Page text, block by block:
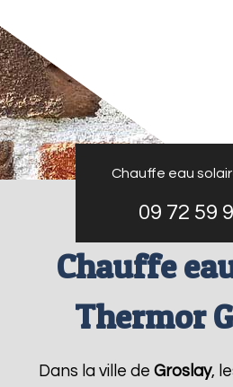
Chauffe eau
09 72 59
Chauffe
Thermor
Dans la ville de Groslay,